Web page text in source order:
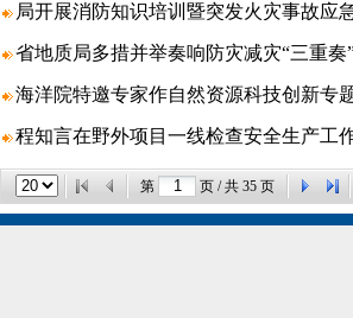
局开展消防知识培训暨突发火灾事故应
省地质局多措并举奏响防灾减灾“三重奏
海洋院特邀专家作自然资源科技创新专
程知言在野外项目一线检查安全生产工
第 页 / 共 35 页